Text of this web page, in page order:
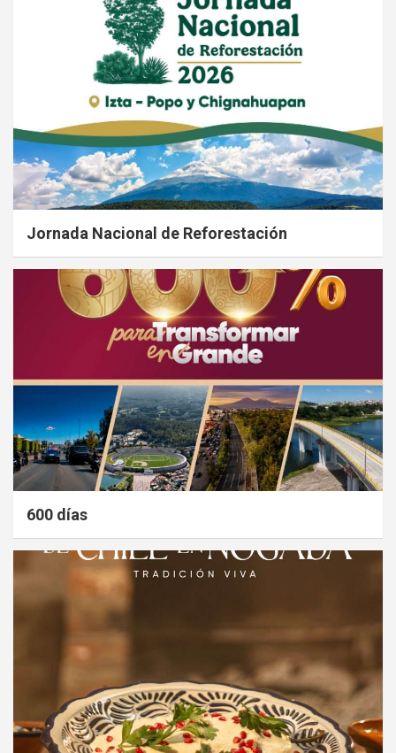
Jornada Nacional de Reforestación
600 días